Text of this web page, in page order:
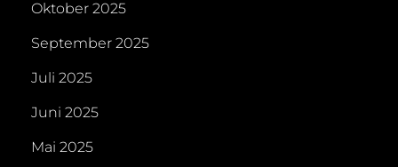
Oktober 2025
September 2025
Juli 2025
Juni 2025
Mai 2025